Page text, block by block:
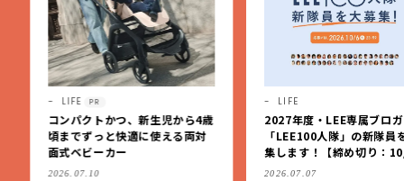
LIFE PR
コンパクトかつ、新生児から4歳
頃までずっと快適に使える両対
面式ベビーカー
2026.07.10
LIFE
2027年度・LEE専属ブロガ
「LEE100人隊」の新隊員
集します！【締め切り：
（火）】
2026.07.07